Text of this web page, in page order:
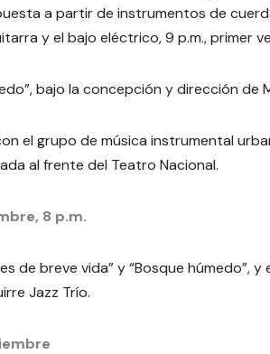
a partir de instrumentos de
y el bajo eléctrico, 9 p.m., primer
bajo la concepción y dirección de
el grupo de música instrumental
al frente del Teatro Nacional.
8 p.m.
de breve vida” y “Bosque húmedo”,
Jazz Trío.